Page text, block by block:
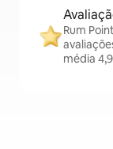
Rum
média